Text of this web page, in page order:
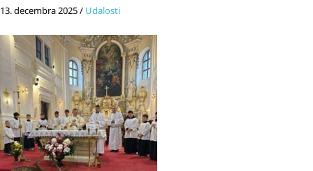
13. decembra 2025/ Udalosti